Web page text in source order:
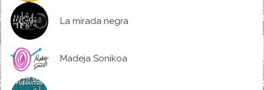
La mirada negra
Madeja Sonikoa